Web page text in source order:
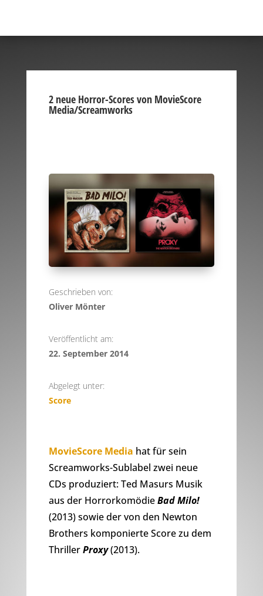
2 neue Horror-Scores von MovieScore
Media/Screamworks
Geschrieben von:
Oliver Mönter
Veröffentlicht am:
22. September 2014
Abgelegt unter:
Score
MovieScore Media hat für sein
Screamworks-Sublabel zwei neue
CDs produziert: Ted Masurs Musik
aus der HorrorkomödieBad Milo!
(2013) sowie der von den Newton
Brothers komponierte Score zu dem
ThrillerProxy(2013).